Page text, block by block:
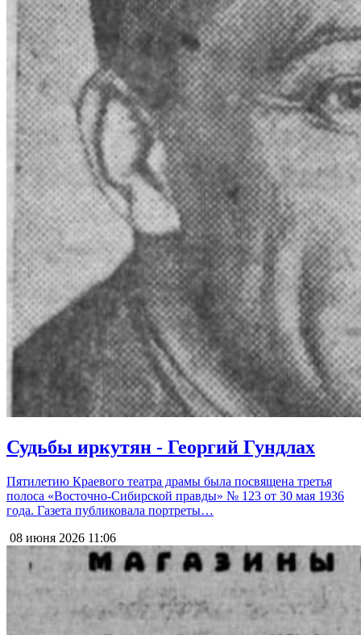
Судьбы иркутян - Георгий Гундлах
Пятилетию Краевого театра драмы была посвящена третья
полоса «Восточно-Сибирской правды» № 123 от 30 мая 1936
года. Газета публиковала портреты…
08 июня 2026 11:06